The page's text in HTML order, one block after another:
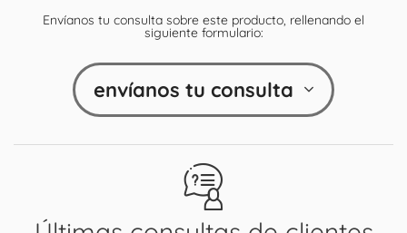
Envíanos tu consulta sobre este producto, rellenando el
siguiente formulario:
envíanos tu consulta